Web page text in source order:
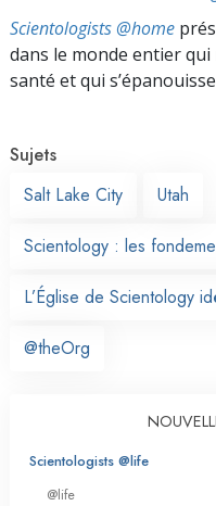
Scientologists @home
dans le monde entier
santé et qui
Sujets
Salt Lake City
Utah
Scientology : les
L’Église de Scientology
@theOrg
Scientologists @life
@life